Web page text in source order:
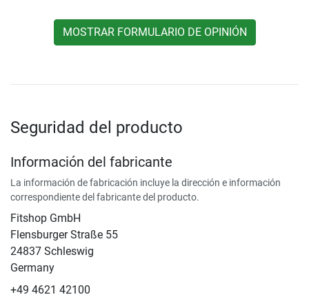
MOSTRAR FORMULARIO DE OPINIÓN
Seguridad del producto
Información del fabricante
La información de fabricación incluye la dirección e información
correspondiente del fabricante del producto.
Fitshop GmbH
Flensburger Straße 55
24837 Schleswig
Germany
+49 4621 42100